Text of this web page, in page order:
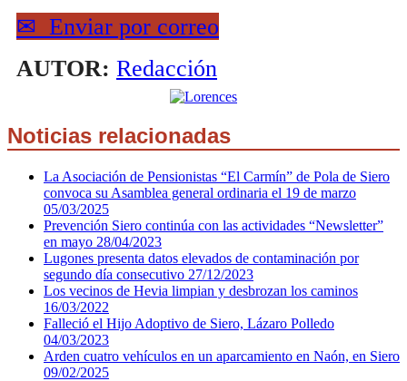
✉ Enviar por correo
AUTOR: Redacción
Noticias relacionadas
La Asociación de Pensionistas “El Carmín” de Pola de Siero
convoca su Asamblea general ordinaria el 19 de marzo
05/03/2025
Prevención Siero continúa con las actividades “Newsletter”
en mayo 28/04/2023
Lugones presenta datos elevados de contaminación por
segundo día consecutivo 27/12/2023
Los vecinos de Hevia limpian y desbrozan los caminos
16/03/2022
Falleció el Hijo Adoptivo de Siero, Lázaro Polledo
04/03/2023
Arden cuatro vehículos en un aparcamiento en Naón, en Siero
09/02/2025